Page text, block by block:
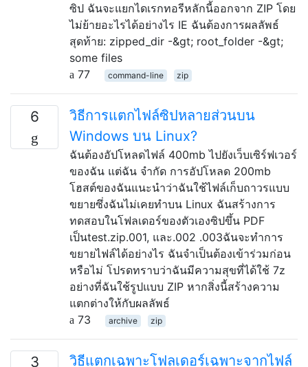
ซิป ฉันจะแยกไดเรกทอรีหลักนี้ออกจาก ZIP โดย
ไม่ย้ายอะไรได้อย่างไร IE ฉันต้องการผลลัพธ์
สุดท้าย: zipped_dir -&gt; root_folder -&gt;
some files
77
command-line zip
6
วิธีการแตกไฟล์ซิปหลายส่วนบน
Windows บน Linux?
ฉันต้องอัปโหลดไฟล์ 400mb ไปยังเว็บเซิร์ฟเวอร์
ของฉัน แต่ฉัน จำกัด การอัปโหลด 200mb
โฮสต์ของฉันแนะนำว่าฉันใช้ไฟล์เก็บถาวรแบบ
ขยายซึ่งฉันไม่เคยทำบน Linux ฉันสร้างการ
ทดสอบในโฟลเดอร์ของตัวเองซิปขึ้น PDF
เป็นtest.zip.001, และ.002 .003ฉันจะทำการ
ขยายไฟล์ได้อย่างไร ฉันจำเป็นต้องเข้าร่วมก่อน
หรือไม่ โปรดทราบว่าฉันมีความสุขที่ได้ใช้ 7z
อย่างที่ฉันใช้รูปแบบ ZIP หากสิ่งนี้สร้างความ
แตกต่างให้กับผลลัพธ์
73
archive zip
3
วิธีแตกเฉพาะโฟลเดอร์เฉพาะจากไฟล์